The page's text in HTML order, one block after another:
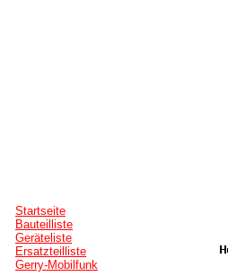
Startseite
Bauteilliste
Geräteliste
Ersatzteilliste
Gerry-Mobilfunk